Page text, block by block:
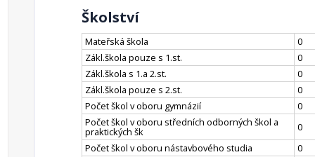
Školství
Mateřská škola
0
Zákl.škola pouze s 1.st.
0
Zákl.škola s 1.a 2.st.
0
Zákl.škola pouze s 2.st.
0
Počet škol v oboru gymnázií
0
Počet škol v oboru středních odborných škol a
praktických šk
0
Počet škol v oboru nástavbového studia
0